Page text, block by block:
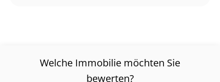
Welche Immobilie möchten Sie
bewerten?